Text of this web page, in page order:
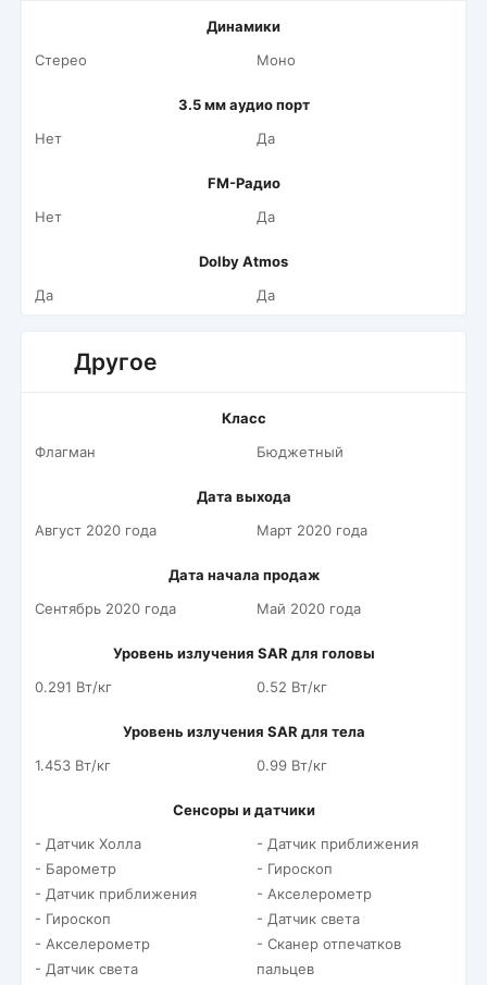
Динамики
Стерео
Моно
3.5 мм аудио порт
Нет
Да
FM-Радио
Нет
Да
Dolby Atmos
Да
Да
Другое
Класс
Флагман
Бюджетный
Дата выхода
Август 2020 года
Март 2020 года
Дата начала продаж
Сентябрь 2020 года
Май 2020 года
Уровень излучения SAR для головы
0.291 Вт/кг
0.52 Вт/кг
Уровень излучения SAR для тела
1.453 Вт/кг
0.99 Вт/кг
Сенсоры и датчики
- Датчик Холла
- Барометр
- Датчик приближения
- Гироскоп
- Акселерометр
- Датчик света
- Датчик приближения
- Гироскоп
- Акселерометр
- Датчик света
- Сканер отпечатков
пальцев